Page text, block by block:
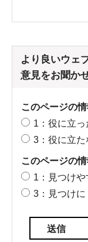
より良いウェ
意見をお聞か
このページの
1：役に立っ
3：役に立た
このページの
1：見つけや
3：見つけに